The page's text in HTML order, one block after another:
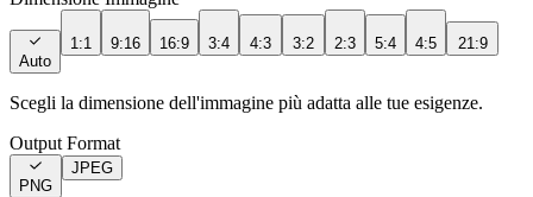
Auto
1:1 9:16 16:9 3:4 4:3 3:2 2:3 5:4 4:5 21:9
Scegli la dimensione dell'immagine più adatta alle tue esigenze.
Output Format
PNG
JPEG